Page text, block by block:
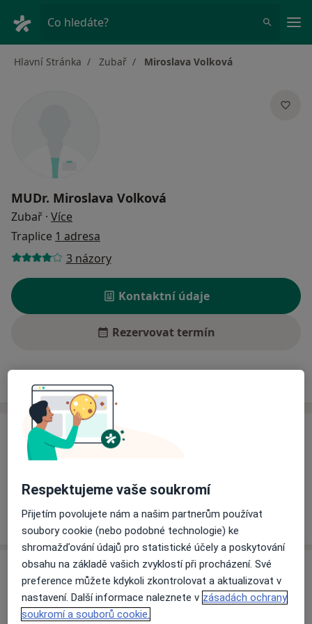
Co hledáte?
Hlavní Stránka Zubař Miroslava Volková
MUDr. Miroslava Volková
Zubař · Více
Traplice 1 adresa
3 názory
Kontaktní údaje
Rezervovat termín
Ceník Adresy
Ceník
Informace o službách a cenách nejsou k dispozici
Tento specialista ještě nepřidával žádné informace o
svých službách.
Adresa
Praktický zubní lékař
č.d. 404,Traplice 68704
Respektujeme vaše soukromí
Přijetím povolujete nám a našim partnerům používat
soubory cookie (nebo podobné technologie) ke
shromažďování údajů pro statistické účely a poskytování
obsahu na základě vašich zvyklostí při procházení. Své
preference můžete kdykoli zkontrolovat a aktualizovat v
nastavení. Další informace naleznete v zásadách ochrany
soukromí a souborů cookie.